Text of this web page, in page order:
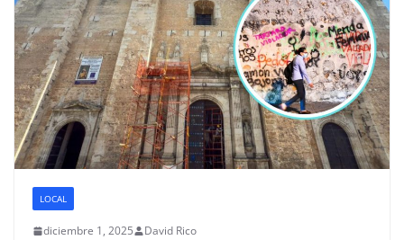
LOCAL
diciembre 1, 2025 David Rico